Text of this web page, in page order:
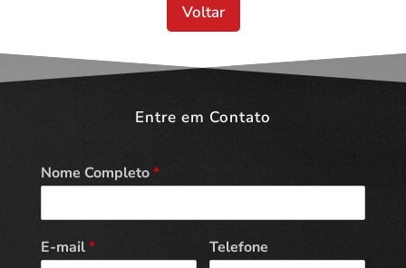
Voltar
Entre em Contato
Nome Completo*
E-mail* Telefone